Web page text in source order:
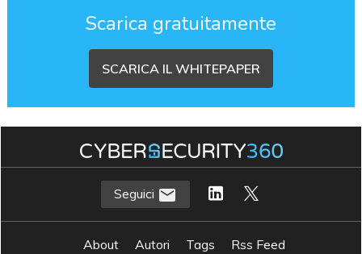
Scarica gratuitamente
SCARICA IL WHITEPAPER
Seguici
About Autori Tags
Rss Feed